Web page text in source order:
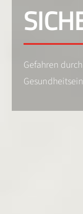
Gefahren